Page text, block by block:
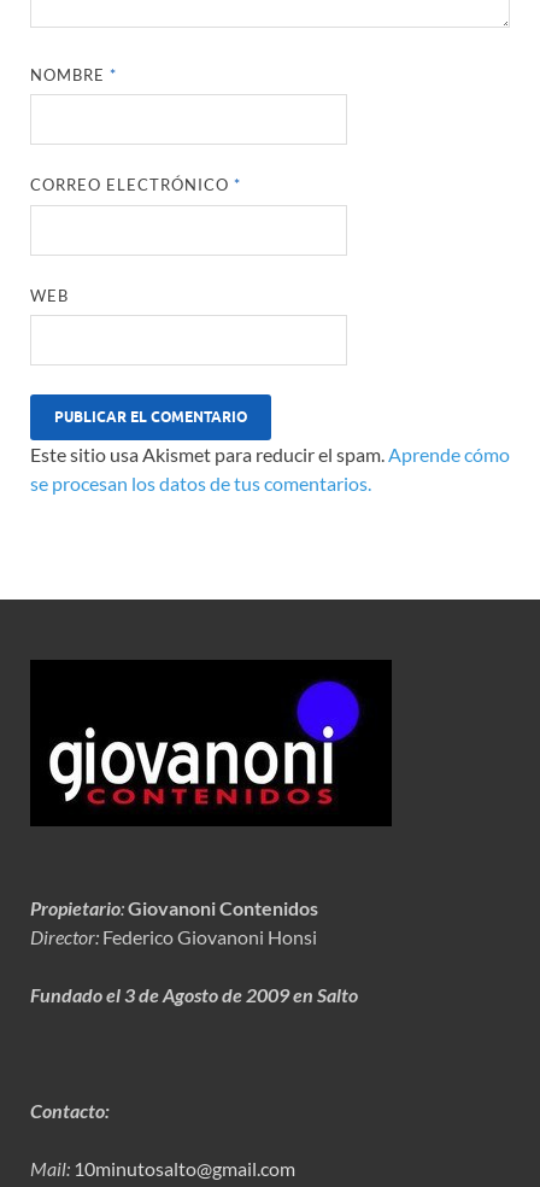
NOMBRE*
CORREO ELECTRÓNICO*
WEB
Este sitio usa Akismet para reducir el spam.Aprende cómo
se procesan los datos de tus comentarios.
Propietario:Giovanoni Contenidos
Director: Federico Giovanoni Honsi
Fundado el 3 de Agosto de 2009 en Salto
Contacto:
Mail: 10minutosalto@gmail.com